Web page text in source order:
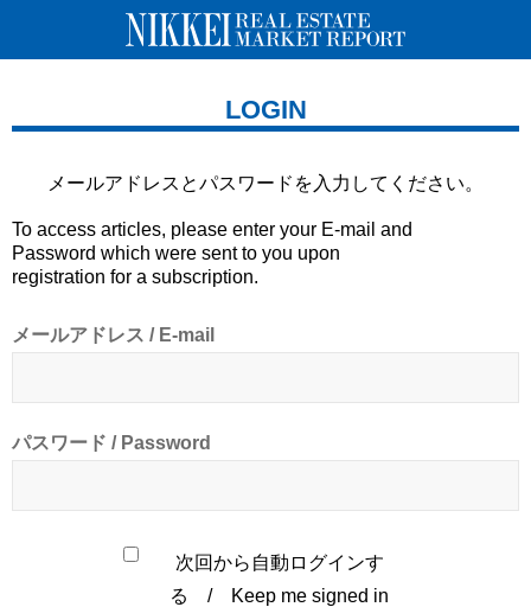
LOGIN
メールアドレスとパスワードを 入力してください。
To access articles, please enter your E-mail and
Password which were sent to you upon
registration for a subscription.
メールアドレス / E-mail
パスワード / Password
次回から自動ログインす
る / Keep me signed in